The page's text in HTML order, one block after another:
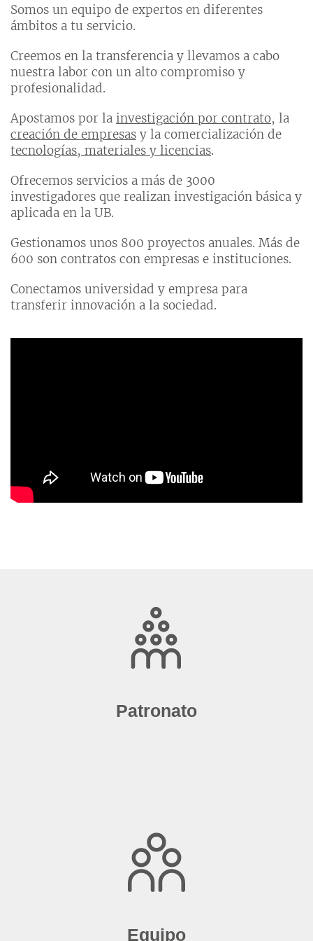
Somos un equipo de expertos en diferentes
ámbitos a tu servicio.
Creemos en la transferencia y llevamos a cabo
nuestra labor con un alto compromiso y
profesionalidad.
Apostamos por la investigación por contrato, la
creación de empresas y la comercialización de
tecnologías, materiales y licencias.
Ofrecemos servicios a más de 3000
investigadores que realizan investigación básica y
aplicada en la UB.
Gestionamos unos 800 proyectos anuales. Más de
600 son contratos con empresas e instituciones.
Conectamos universidad y empresa para
transferir innovación a la sociedad.
Patronato
Equipo